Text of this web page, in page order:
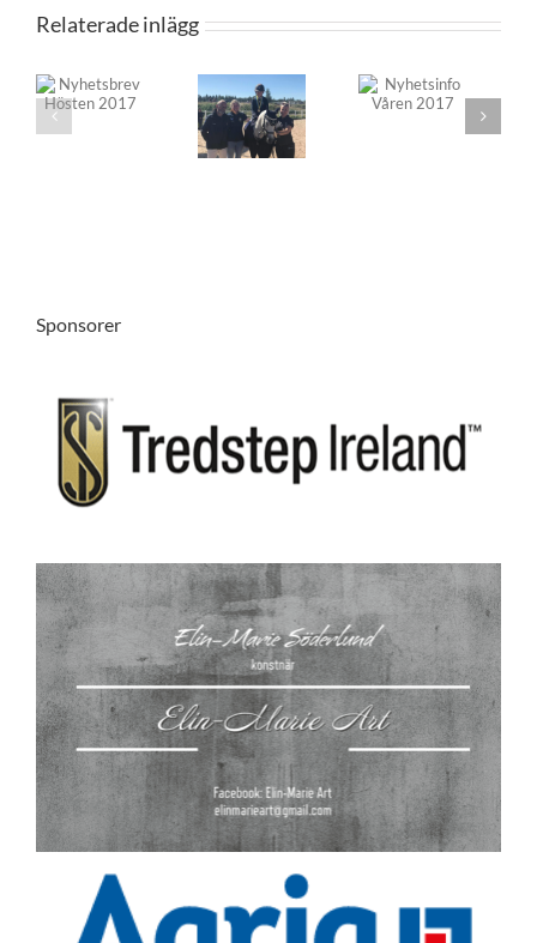
Relaterade inlägg
Nyhetsbrev
Nyhetsinfo
Våren
2017
Nyhetsinfo
Sponsorer